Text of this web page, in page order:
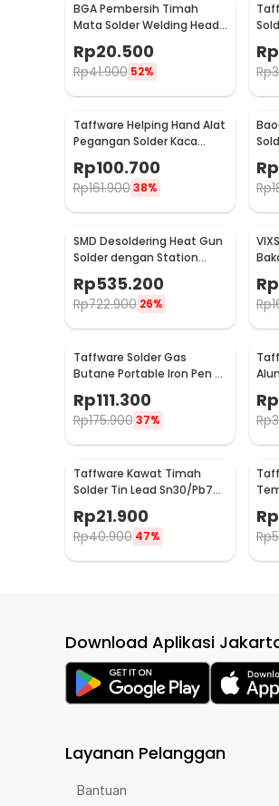
BGA Pembersih Timah
Mata Solder Welding Head
Tip Cleaning
Rp20.500
Rp41.900 52%
Rp
Rp
Taffware Helping Hand Alat
Pegangan Solder Kaca
Pembesar LED - MG16129-C
Rp100.700
Rp161.900 38%
Rp
Rp
SMD Desoldering Heat Gun
Solder dengan Station
220V/700W - KS8586
Rp535.200
Rp722.900 26%
CS-
Rp
Rp
Taffware Solder Gas
Butane Portable Iron Pen -
MT-100
Rp111.300
Rp175.900 37%
Rp
Rp
Taffware Kawat Timah
Solder Tin Lead Sn30/Pb70
0.3mm 50g
Rp21.900
Rp40.900 47%
CS-
Rp
Rp
Download Aplikasi
Layanan Pelanggan
Bantuan